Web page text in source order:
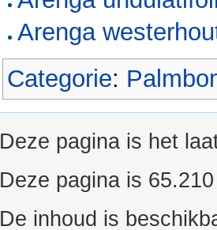
Arenga
Categorie:
Deze pagina is het
Deze pagina is
De inhoud is